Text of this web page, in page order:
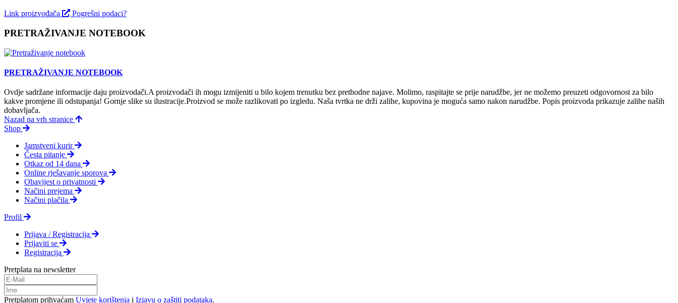
Link proizvođača Pogrešni podaci?
PRETRAŽIVANJE NOTEBOOK
PRETRAŽIVANJE NOTEBOOK
Ovdje sadržane informacije daju proizvodači.A proizvodači ih mogu izmijeniti u bilo kojem trenutku bez prethodne najave. Molimo, raspitajte se prije narudžbe, jer ne možemo preuzeti odgovornost za bilo
kakve promjene ili odstupanja! Gornje slike su ilustracije.Proizvod se može razlikovati po izgledu. Naša tvrtka ne drži zalihe, kupovina je moguća samo nakon narudžbe. Popis proizvoda prikazuje zalihe naših
dobavljača.
Nazad na vrh stranice
Shop
Jamstveni kurir
Česta pitanje
Otkaz od 14 dana
Online rješavanje sporova
Obavijest o privatnosti
Načini prejema
Načini plačila
Profil
Prijava / Registracija
Prijaviti se
Registracija
Pretplata na newsletter
Pretplatom prihvaćam Uvjete korištenja i Izjavu o zaštiti podataka.